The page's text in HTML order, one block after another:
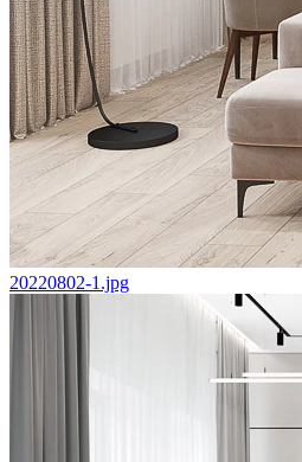
20220802-1.jpg